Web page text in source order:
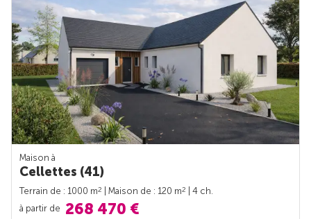
Maison à
Cellettes (41)
Terrain de : 1000 m2 | Maison de : 120 m2
| 4 ch.
à partir de 268 470 €